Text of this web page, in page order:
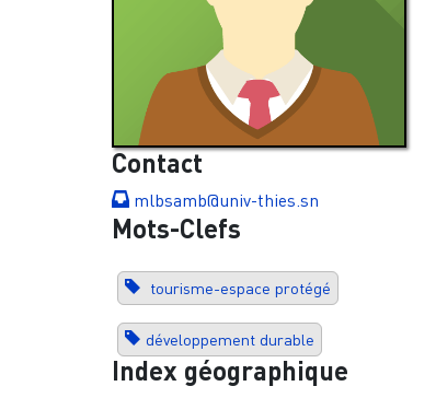
Contact
mlbsamb@univ-thies.sn
Mots-Clefs
tourisme-espace protégé
développement durable
Index géographique